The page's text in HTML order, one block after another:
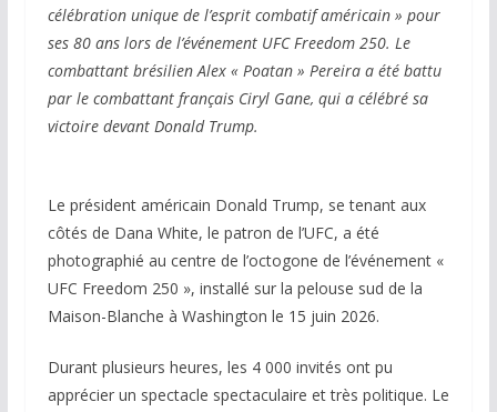
célébration unique de l’esprit combatif américain » pour
ses 80 ans lors de l’événement UFC Freedom 250. Le
combattant brésilien Alex « Poatan » Pereira a été battu
par le combattant français Ciryl Gane, qui a célébré sa
victoire devant Donald Trump.
Le président américain Donald Trump, se tenant aux
côtés de Dana White, le patron de l’UFC, a été
photographié au centre de l’octogone de l’événement «
UFC Freedom 250 », installé sur la pelouse sud de la
Maison-Blanche à Washington le 15 juin 2026.
Durant plusieurs heures, les 4 000 invités ont pu
apprécier un spectacle spectaculaire et très politique. Le